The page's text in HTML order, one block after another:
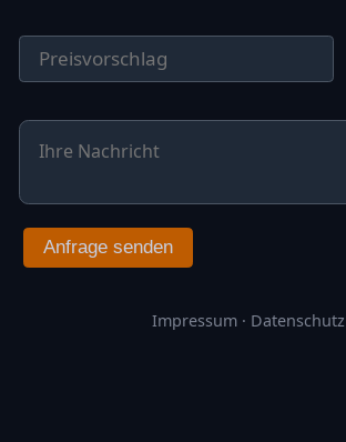
Anfrage senden
Impressum · Datenschutz